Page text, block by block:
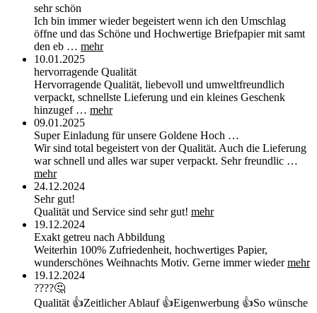
sehr schön
Ich bin immer wieder begeistert wenn ich den Umschlag
öffne und das Schöne und Hochwertige Briefpapier mit samt
den eb … mehr
10.01.2025
hervorragende Qualität
Hervorragende Qualität, liebevoll und umweltfreundlich
verpackt, schnellste Lieferung und ein kleines Geschenk
hinzugef … mehr
09.01.2025
Super Einladung für unsere Goldene Hoch …
Wir sind total begeistert von der Qualität. Auch die Lieferung
war schnell und alles war super verpackt. Sehr freundlic …
mehr
24.12.2024
Sehr gut!
Qualität und Service sind sehr gut! mehr
19.12.2024
Exakt getreu nach Abbildung
Weiterhin 100% Zufriedenheit, hochwertiges Papier,
wunderschönes Weihnachts Motiv. Gerne immer wiedermehr
19.12.2024
????🤔
Qualität 👍Zeitlicher Ablauf 👍Eigenwerbung 👍So wünsche